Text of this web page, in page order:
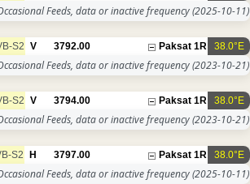
Feeds, data or inactive frequency(2025-10-11)
38.0°E
Paksat 1R
3792.00
V
S2
Feeds, data or inactive frequency(2023-10-21)
38.0°E
Paksat 1R
3794.00
V
S2
Feeds, data or inactive frequency(2023-10-21)
38.0°E
Paksat 1R
3797.00
H
S2
Feeds, data or inactive frequency(2025-10-11)